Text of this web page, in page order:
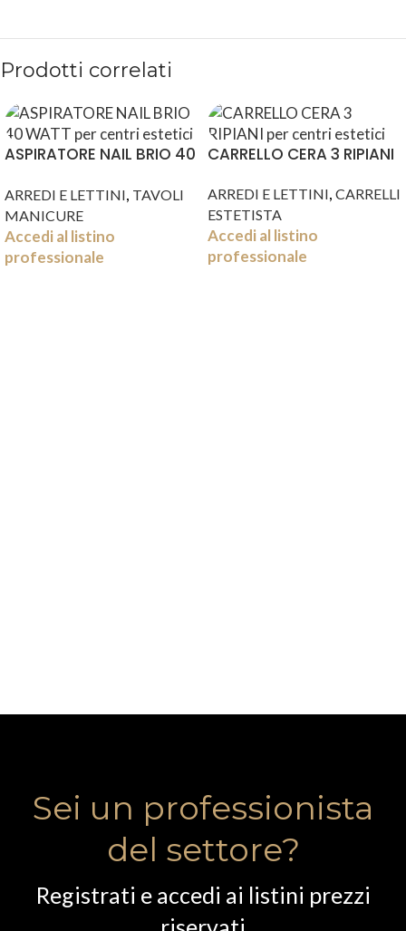
Prodotti correlati
ASPIRATORE NAIL BRIO 40
ARREDI E LETTINI, TAVOLI
MANICURE
Accedi al listino
professionale
CARRELLO CERA 3 RIPIANI
ARREDI E LETTINI, CARRELLI
ESTETISTA
Accedi al listino
professionale
Sei un professionista
del settore?
Registrati e accedi ai listini prezzi